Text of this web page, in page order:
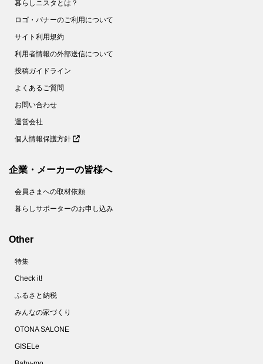
暮らしニスタとは？
ロゴ・バナーのご利用について
サイト利用規約
利用者情報の外部送信について
投稿ガイドライン
よくあるご質問
お問い合わせ
運営会社
個人情報保護方針
企業・メーカーの皆様へ
会員さまへの取材依頼
暮らしサポーターのお申し込み
Other
特集
Check it!
ふるさと納税
みんなの家づくり
OTONA SALONE
GISELe